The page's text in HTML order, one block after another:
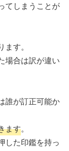
てしまうことが
ます。
場合は訳が違い
誰が訂正可能か
ます。
した印鑑を持っ